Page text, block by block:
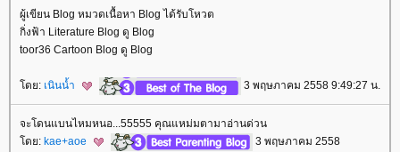
ผู้เขียน Blog หมวดเนื้อหา Blog ได้รับโหวต
กิ่งฟ้า Literature Blog ดู Blog
toor36 Cartoon Blog ดู Blog
ดย: เนินน้ำ 3 พฤษภาคม 2558 9:49:27 น.
จะโดนแบนไหมหนอ...55555 คุณแหม่มตามาอ่านด่วน
ดย: kae+aoe
3 พฤษภาคม 2558